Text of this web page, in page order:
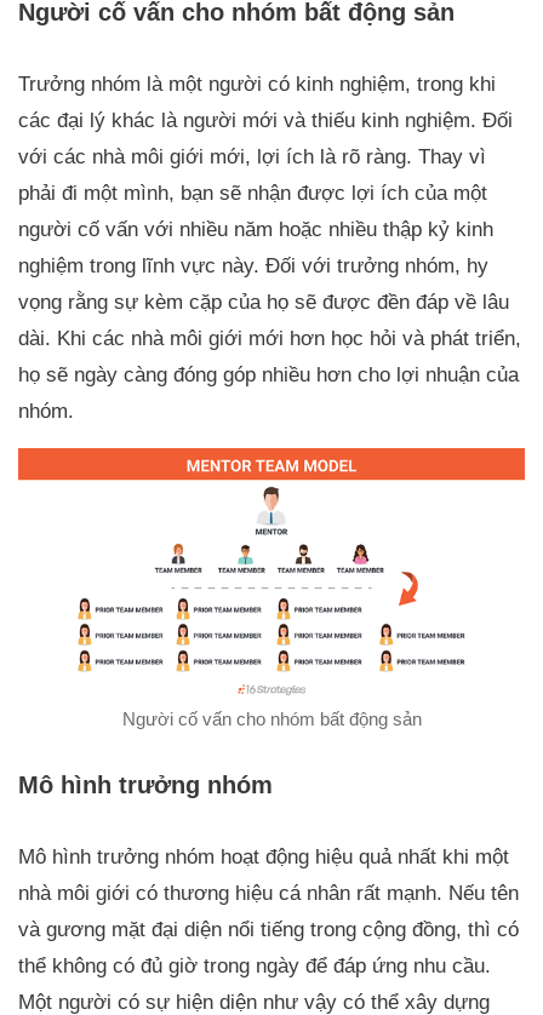
Người cố vấn cho nhóm bất động sản
Trưởng nhóm là một người có kinh nghiệm, trong khi
các đại lý khác là người mới và thiếu kinh nghiệm. Đối
với các nhà môi giới mới, lợi ích là rõ ràng. Thay vì
phải đi một mình, bạn sẽ nhận được lợi ích của một
người cố vấn với nhiều năm hoặc nhiều thập kỷ kinh
nghiệm trong lĩnh vực này. Đối với trưởng nhóm, hy
vọng rằng sự kèm cặp của họ sẽ được đền đáp về lâu
dài. Khi các nhà môi giới mới hơn học hỏi và phát triển,
họ sẽ ngày càng đóng góp nhiều hơn cho lợi nhuận của
nhóm.
Người cố vấn cho nhóm bất động sản
Mô hình trưởng nhóm
Mô hình trưởng nhóm hoạt động hiệu quả nhất khi một
nhà môi giới có thương hiệu cá nhân rất mạnh. Nếu tên
và gương mặt đại diện nổi tiếng trong cộng đồng, thì có
thể không có đủ giờ trong ngày để đáp ứng nhu cầu.
Một người có sự hiện diện như vậy có thể xây dựng